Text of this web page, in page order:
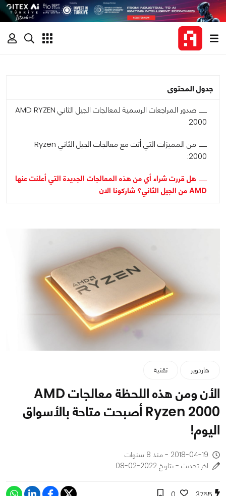
جدول المحتوى
صدور المراجعات الرسمية لمعالجات الجيل الثاني AMD RYZEN
2000
من المميزات التي أتت مع معالجات الجيل الثاني Ryzen
2000:
هل قررت شراء أي من هذه المعالجات الجديدة التي أعلنت عنها
AMD من الجيل الثاني؟ شاركونا الان
هاردوير تقنية
الأن ومن هذه اللحظة معالجات AMD
Ryzen 2000 أصبحت متاحة بالأسواق
اليوم!
2018-04-19 - منذ 8 سنوات
اخر تحديث - بتاريخ 2022-02-08